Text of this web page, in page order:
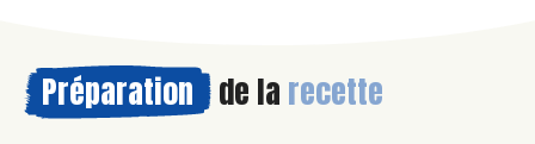
Préparation de la recette